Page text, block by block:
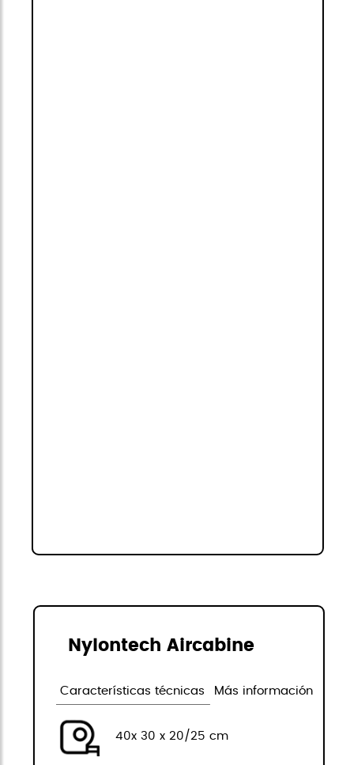
Nylontech Aircabine
Características técnicas Más información
40x 30 x 20/25 cm